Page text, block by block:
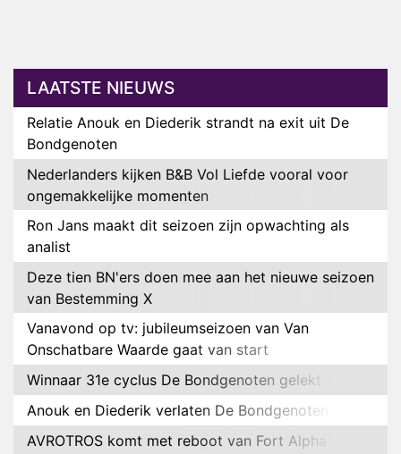
LAATSTE NIEUWS
Relatie Anouk en Diederik strandt na exit uit De
Bondgenoten
Nederlanders kijken B&B Vol Liefde vooral voor
ongemakkelijke momenten
Ron Jans maakt dit seizoen zijn opwachting als
analist
Deze tien BN'ers doen mee aan het nieuwe seizoen
van Bestemming X
Vanavond op tv: jubileumseizoen van Van
Onschatbare Waarde gaat van start
Winnaar 31e cyclus De Bondgenoten gelekt
Anouk en Diederik verlaten De Bondgenoten
AVROTROS komt met reboot van Fort Alpha